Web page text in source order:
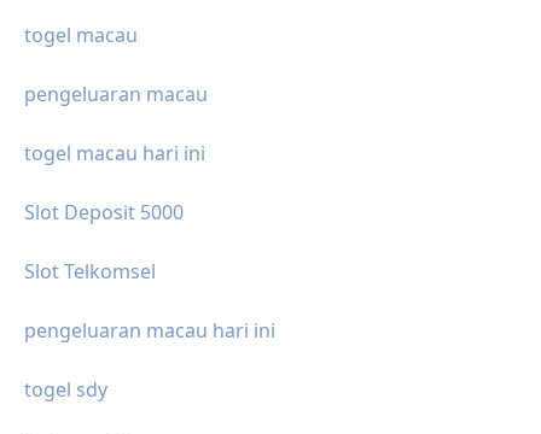
togel macau
pengeluaran macau
togel macau hari ini
Slot Deposit 5000
Slot Telkomsel
pengeluaran macau hari ini
togel sdy